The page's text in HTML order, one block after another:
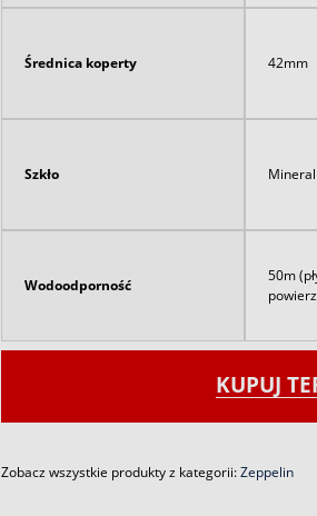
Średnica koperty 42mm
Szkło
Wodoodporność
50m
KUPUJ
Zobacz wszystkie produkty z kategorii:Zeppelin